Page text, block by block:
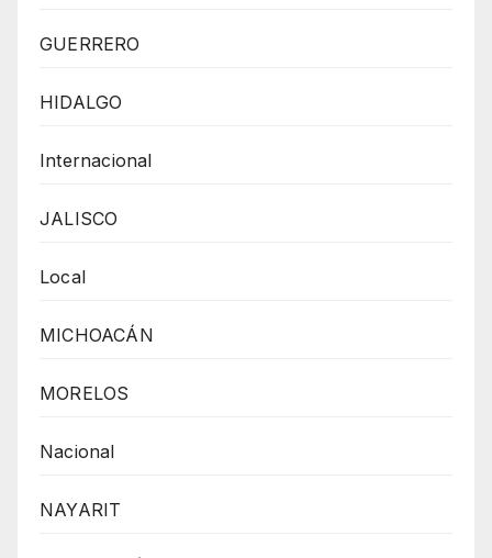
GUERRERO
HIDALGO
Internacional
JALISCO
Local
MICHOACÁN
MORELOS
Nacional
NAYARIT